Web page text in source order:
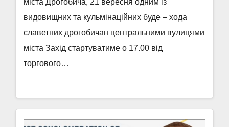
міста Дрогобича, 21 вересня одним із
видовищних та кульмінаційних буде – хода
славетних дрогобичан центральними вулицями
міста Захід стартуватиме о 17.00 від
торгового…